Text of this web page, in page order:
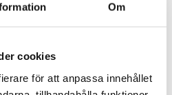
Om
cookies
för att anpassa innehållet